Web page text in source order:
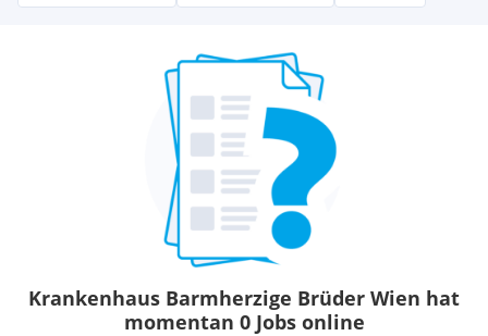
Krankenhaus Barmherzige Brüder Wien hat
momentan 0 Jobs online